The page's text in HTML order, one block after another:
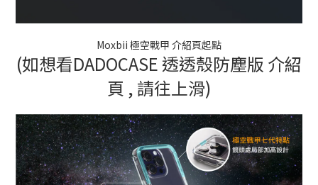
Moxbii 極空戰甲 介紹頁起點
(如想看DADOCASE 透透殼防塵版 介紹
頁 , 請往上滑)